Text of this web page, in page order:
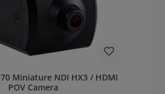
Miniature NDI HX3 / HDMI
POV Camera